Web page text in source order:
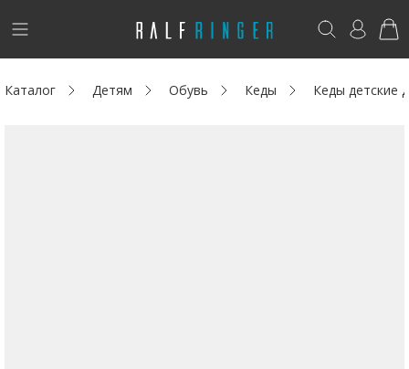
!
Новинки
Возникли вопросы? - club@ralf.ru
Каталог Детям Обувь Кеды Кеды